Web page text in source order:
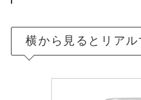
横から見るとリアル